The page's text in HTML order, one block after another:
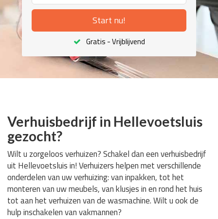
Start nu!
Gratis - Vrijblijvend
Verhuisbedrijf in Hellevoetsluis
gezocht?
Wilt u zorgeloos verhuizen? Schakel dan een verhuisbedrijf
uit Hellevoetsluis in! Verhuizers helpen met verschillende
onderdelen van uw verhuizing: van inpakken, tot het
monteren van uw meubels, van klusjes in en rond het huis
tot aan het verhuizen van de wasmachine. Wilt u ook de
hulp inschakelen van vakmannen?